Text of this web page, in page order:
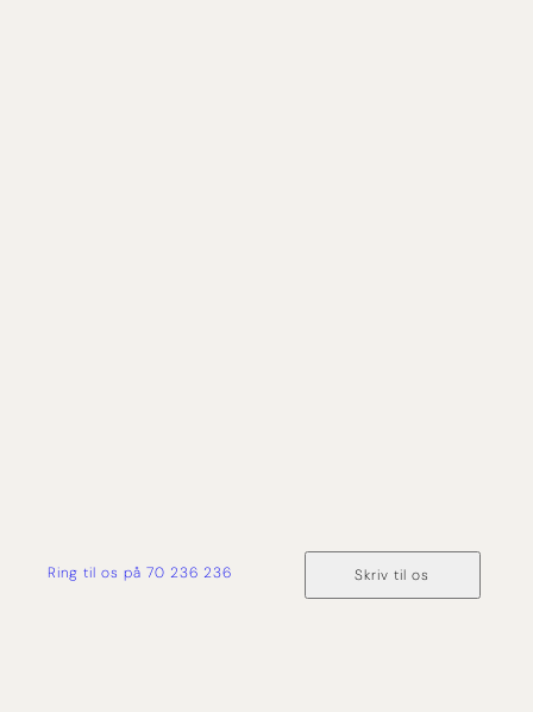
Ring til os på 70 236 236 Skriv til os